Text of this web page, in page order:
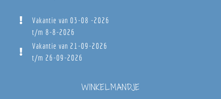
Vakantie van 03-08 -2026
t/m 8-8-2026
Vakantie van 21-09-2026
t/m 26-09-2026
WINKELMANDJE